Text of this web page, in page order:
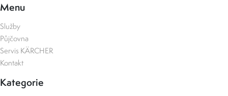
Menu
Služby
Půjčovna
Servis KÄRCHER
Kontakt
Kategorie